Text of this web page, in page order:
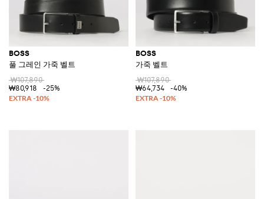
BOSS
풀 그레인 가죽 벨트
₩107,890
₩80,918
-25%
BOSS
가죽 벨트
₩107,890
₩64,734
-40%